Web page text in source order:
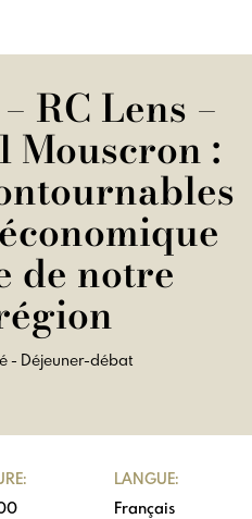
RC Lens –
Mouscron :
de notre
- Déjeuner-débat
LANGUE:
Français